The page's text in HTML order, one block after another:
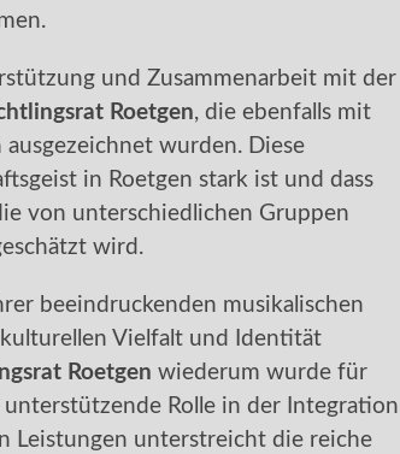
und Zusammenarbeit mit der
Roetgen, die ebenfalls mit
wurden. Diese
in Roetgen stark ist und dass
von unterschiedlichen Gruppen
wird.
beeindruckenden musikalischen
Vielfalt und Identität
Roetgen wiederum wurde für
Rolle in der Integration
Leistungen unterstreicht die reiche